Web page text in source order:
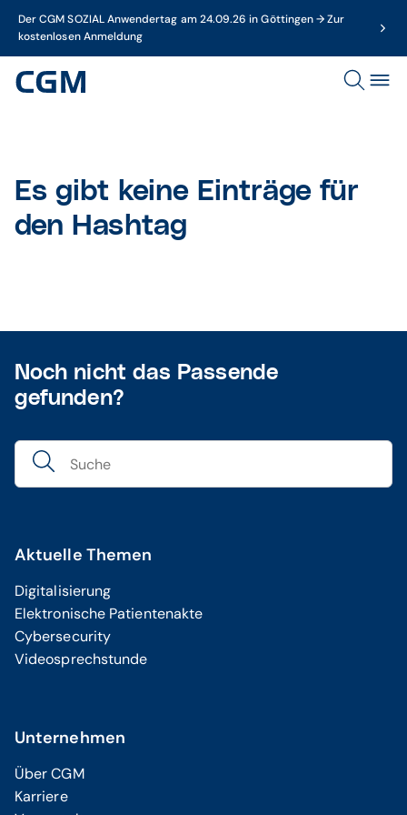
Der CGM SOZIAL Anwendertag am 24.09.26 in Göttingen → Zur
kostenlosen Anmeldung
Es gibt keine Einträge für
den Hashtag
Noch nicht das Passende
gefunden?
Aktuelle Themen
Digitalisierung
Elektronische Patientenakte
Cybersecurity
Videosprechstunde
Unternehmen
Über CGM
Karriere